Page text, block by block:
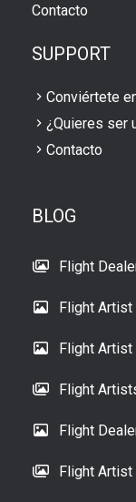
Contacto
SUPPORT
Conviértete
¿Quieres ser
Contacto
BLOG
Flight
Flight Artist
Flight Artist
Flight
Flight
Flight Artist